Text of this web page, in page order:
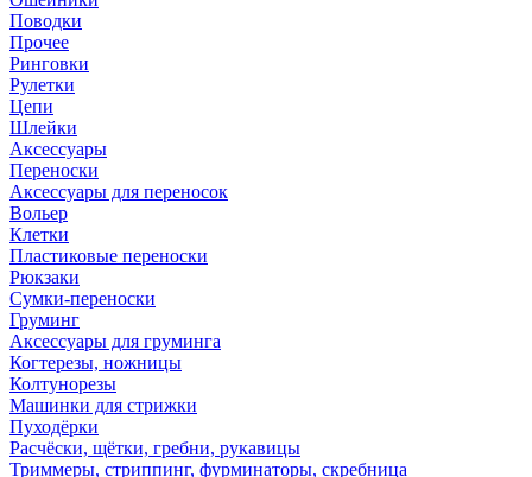
Поводки
Прочее
Ринговки
Рулетки
Цепи
Шлейки
Аксессуары
Переноски
Аксессуары для переносок
Вольер
Клетки
Пластиковые переноски
Рюкзаки
Сумки-переноски
Груминг
Аксессуары для груминга
Когтерезы, ножницы
Колтунорезы
Машинки для стрижки
Пуходёрки
Расчёски, щётки, гребни, рукавицы
Триммеры, стриппинг, фурминаторы, скребница